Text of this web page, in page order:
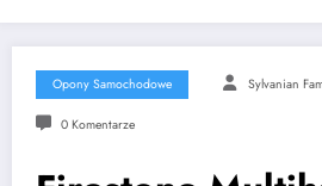
Opony Samochodowe Sylvanian
0 Komentarze